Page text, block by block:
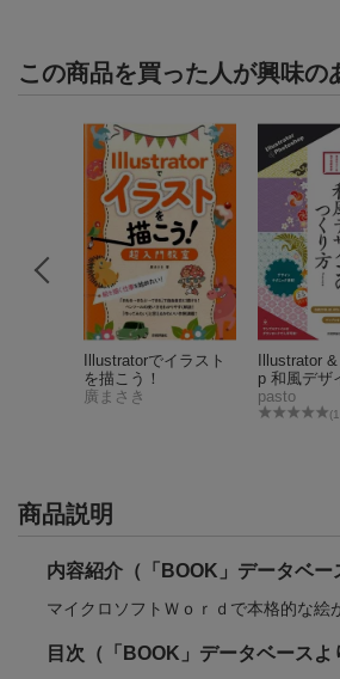
この商品を買った人が興味の
Illustratorでイラスト
を描こう！
廣まさき
Illustrator
p 和風デザ
り方
pasto
商品説明
内容紹介（「BOOK」データベー
マイクロソフトＷｏｒｄで本格的な絵
目次（「BOOK」データベースよ